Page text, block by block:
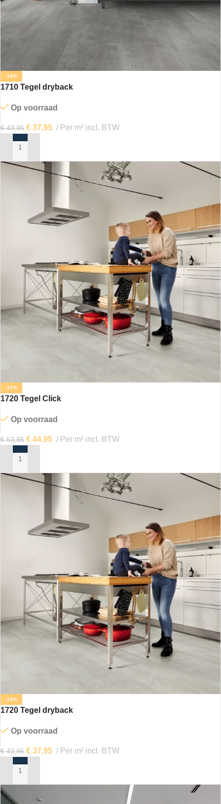
-14%
1710 Tegel dryback
Op voorraad
€43,95 € 37,95 Per m² incl. BTW
IN MIJN WINKELWAGEN
-17%
1720 Tegel Click
Op voorraad
€53,95 € 44,95 Per m² incl. BTW
IN MIJN WINKELWAGEN
-14%
1720 Tegel dryback
Op voorraad
€43,95 € 37,95 Per m² incl. BTW
IN MIJN WINKELWAGEN